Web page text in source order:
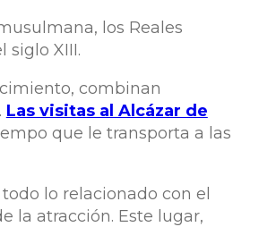
los Reales
siglo XIII.
combinan
Las visitas al Alcázar de
que le transporta a las
lo relacionado con el
la atracción. Este lugar,